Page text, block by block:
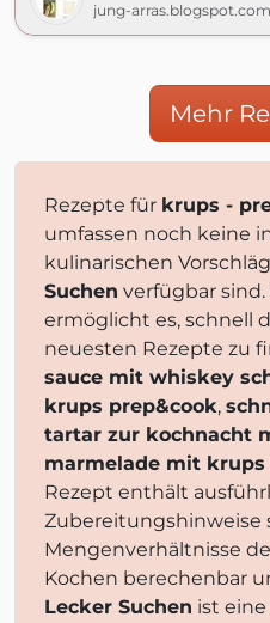
jung-arras.blogspot.com
Mehr
Rezepte für krups -
umfassen noch keine
kulinarischen
Suchen verfügbar
ermöglicht es, schnell
neuesten Rezepte zu
sauce mit whiskey
krups prep&cook,
tartar zur kochnacht
marmelade mit krups
Rezept enthält
Zubereitungshinweise
Mengenverhältnisse
Kochen berechenbar
Lecker Suchen ist